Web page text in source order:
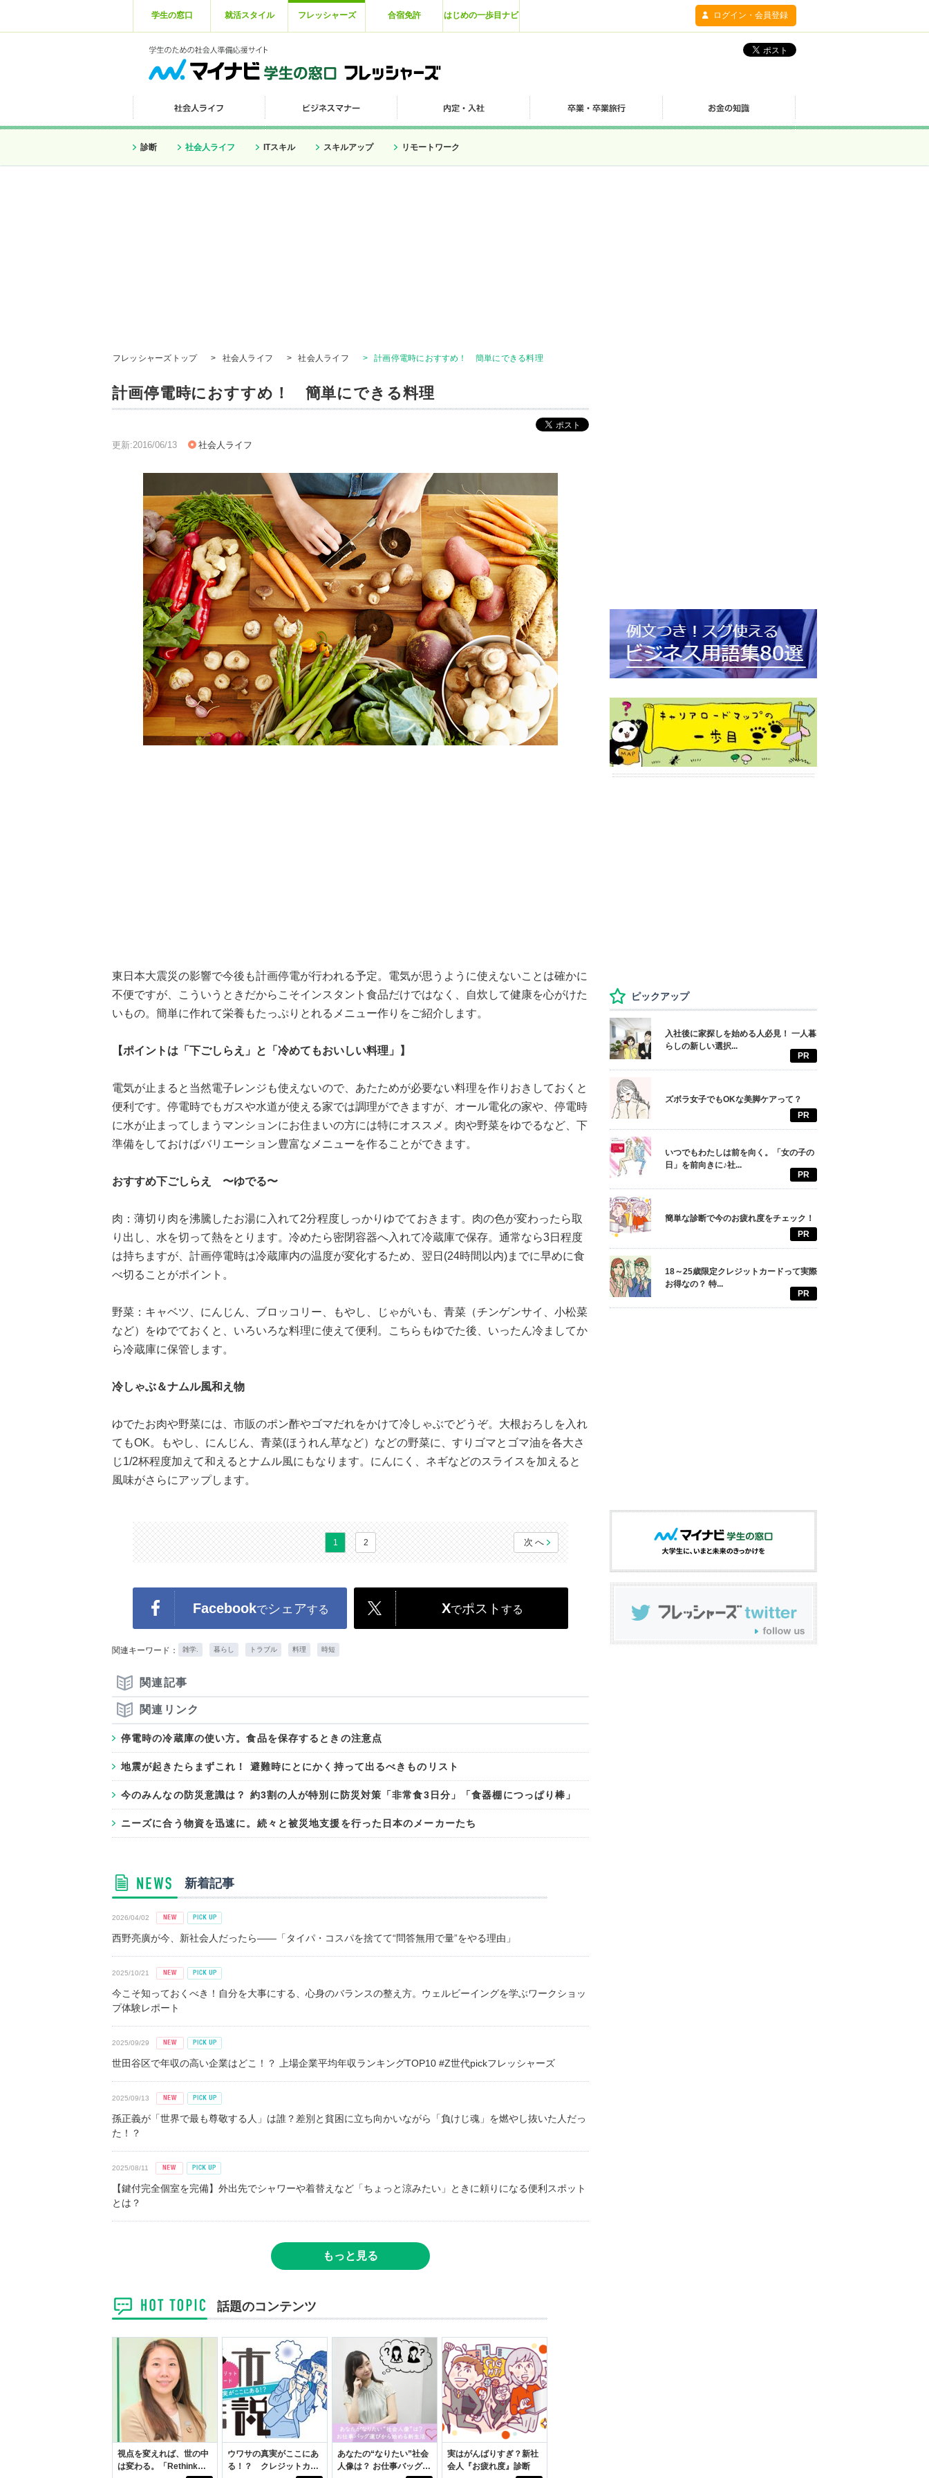
学生の窓口 就活スタイル フレッシャーズ 合宿免許 はじめの一歩目ナビ ログイン・会員登録
診断 社会人ライフ ITスキル スキルアップ リモートワーク
フレッシャーズトップ > 社会人ライフ > 社会人ライフ > 計画停電時におすすめ！ 簡単にできる料理
計画停電時におすすめ！ 簡単にできる料理
更新:2016/06/13 社会人ライフ
東日本大震災の影響で今後も計画停電が行われる予定。電気が思うように使えないことは確かに
不便ですが、こういうときだからこそインスタント食品だけではなく、自炊して健康を心がけた
いもの。簡単に作れて栄養もたっぷりとれるメニュー作りをご紹介します。
【ポイントは「下ごしらえ」と「冷めてもおいしい料理」】
電気が止まると当然電子レンジも使えないので、あたためが必要ない料理を作りおきしておくと
便利です。停電時でもガスや水道が使える家では調理ができますが、オール電化の家や、停電時
に水が止まってしまうマンションにお住まいの方には特にオススメ。肉や野菜をゆでるなど、下
準備をしておけばバリエーション豊富なメニューを作ることができます。
おすすめ下ごしらえ 〜ゆでる〜
肉：薄切り肉を沸騰したお湯に入れて2分程度しっかりゆでておきます。肉の色が変わったら取
り出し、水を切って熱をとります。冷めたら密閉容器へ入れて冷蔵庫で保存。通常なら3日程度
は持ちますが、計画停電時は冷蔵庫内の温度が変化するため、翌日(24時間以内)までに早めに食
べ切ることがポイント。
野菜：キャベツ、にんじん、ブロッコリー、もやし、じゃがいも、青菜（チンゲンサイ、小松菜
など）をゆでておくと、いろいろな料理に使えて便利。こちらもゆでた後、いったん冷ましてか
ら冷蔵庫に保管します。
冷しゃぶ＆ナムル風和え物
ゆでたお肉や野菜には、市販のポン酢やゴマだれをかけて冷しゃぶでどうぞ。大根おろしを入れ
てもOK。もやし、にんじん、青菜(ほうれん草など）などの野菜に、すりゴマとゴマ油を各大さ
じ1/2杯程度加えて和えるとナムル風にもなります。にんにく、ネギなどのスライスを加えると
風味がさらにアップします。
1 2 次へ
Facebookでシェアする Xでポスト する
関連キーワード： 雑学. 暮らし トラブル 料理 時短
関連記事
関連リンク
停電時の冷蔵庫の使い方。食品を保存するときの注意点
地震が起きたらまずこれ！ 避難時にとにかく持って出るべきものリスト
今のみんなの防災意識は？ 約3割の人が特別に防災対策「非常食3日分」「食器棚につっぱり棒」
ニーズに合う物資を迅速に。続々と被災地支援を行った日本のメーカーたち
新着記事
2026/04/02
西野亮廣が今、新社会人だったら――「タイパ・コスパを捨てて“問答無用で量”をやる理由」
2025/10/21
今こそ知っておくべき！自分を大事にする、心身のバランスの整え方。ウェルビーイングを学ぶワークショッ
プ体験レポート
2025/09/29
世田谷区で年収の高い企業はどこ！？ 上場企業平均年収ランキングTOP10 #Z世代pickフレッシャーズ
2025/09/13
孫正義が「世界で最も尊敬する人」は誰？差別と貧困に立ち向かいながら「負けじ魂」を燃やし抜いた人だっ
た！？
2025/08/11
【鍵付完全個室を完備】外出先でシャワーや着替えなど「ちょっと涼みたい」ときに頼りになる便利スポット
とは？
もっと見る
話題のコンテンツ
視点を変えれば、世の中
は変わる。「Rethink
ウワサの真実がここにあ
る！？ クレジットカー
あなたの“なりたい”社会
人像は？ お仕事バッグ選
実はがんばりすぎ？新社
会人『お疲れ度』診断
ピックアップ
入社後に家探しを始める人必見！ 一人暮
らしの新しい選択...
PR
ズボラ女子でもOKな美脚ケアって？
PR
いつでもわたしは前を向く。「女の子の
日」を前向きに♪社...
PR
簡単な診断で今のお疲れ度をチェック！
PR
18～25歳限定クレジットカードって実際
お得なの？ 特...
PR